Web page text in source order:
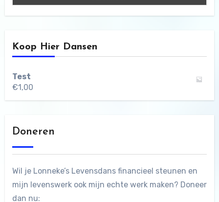
Koop Hier Dansen
Test
€1,00
Doneren
Wil je Lonneke’s Levensdans financieel steunen en
mijn levenswerk ook mijn echte werk maken? Doneer
dan nu: